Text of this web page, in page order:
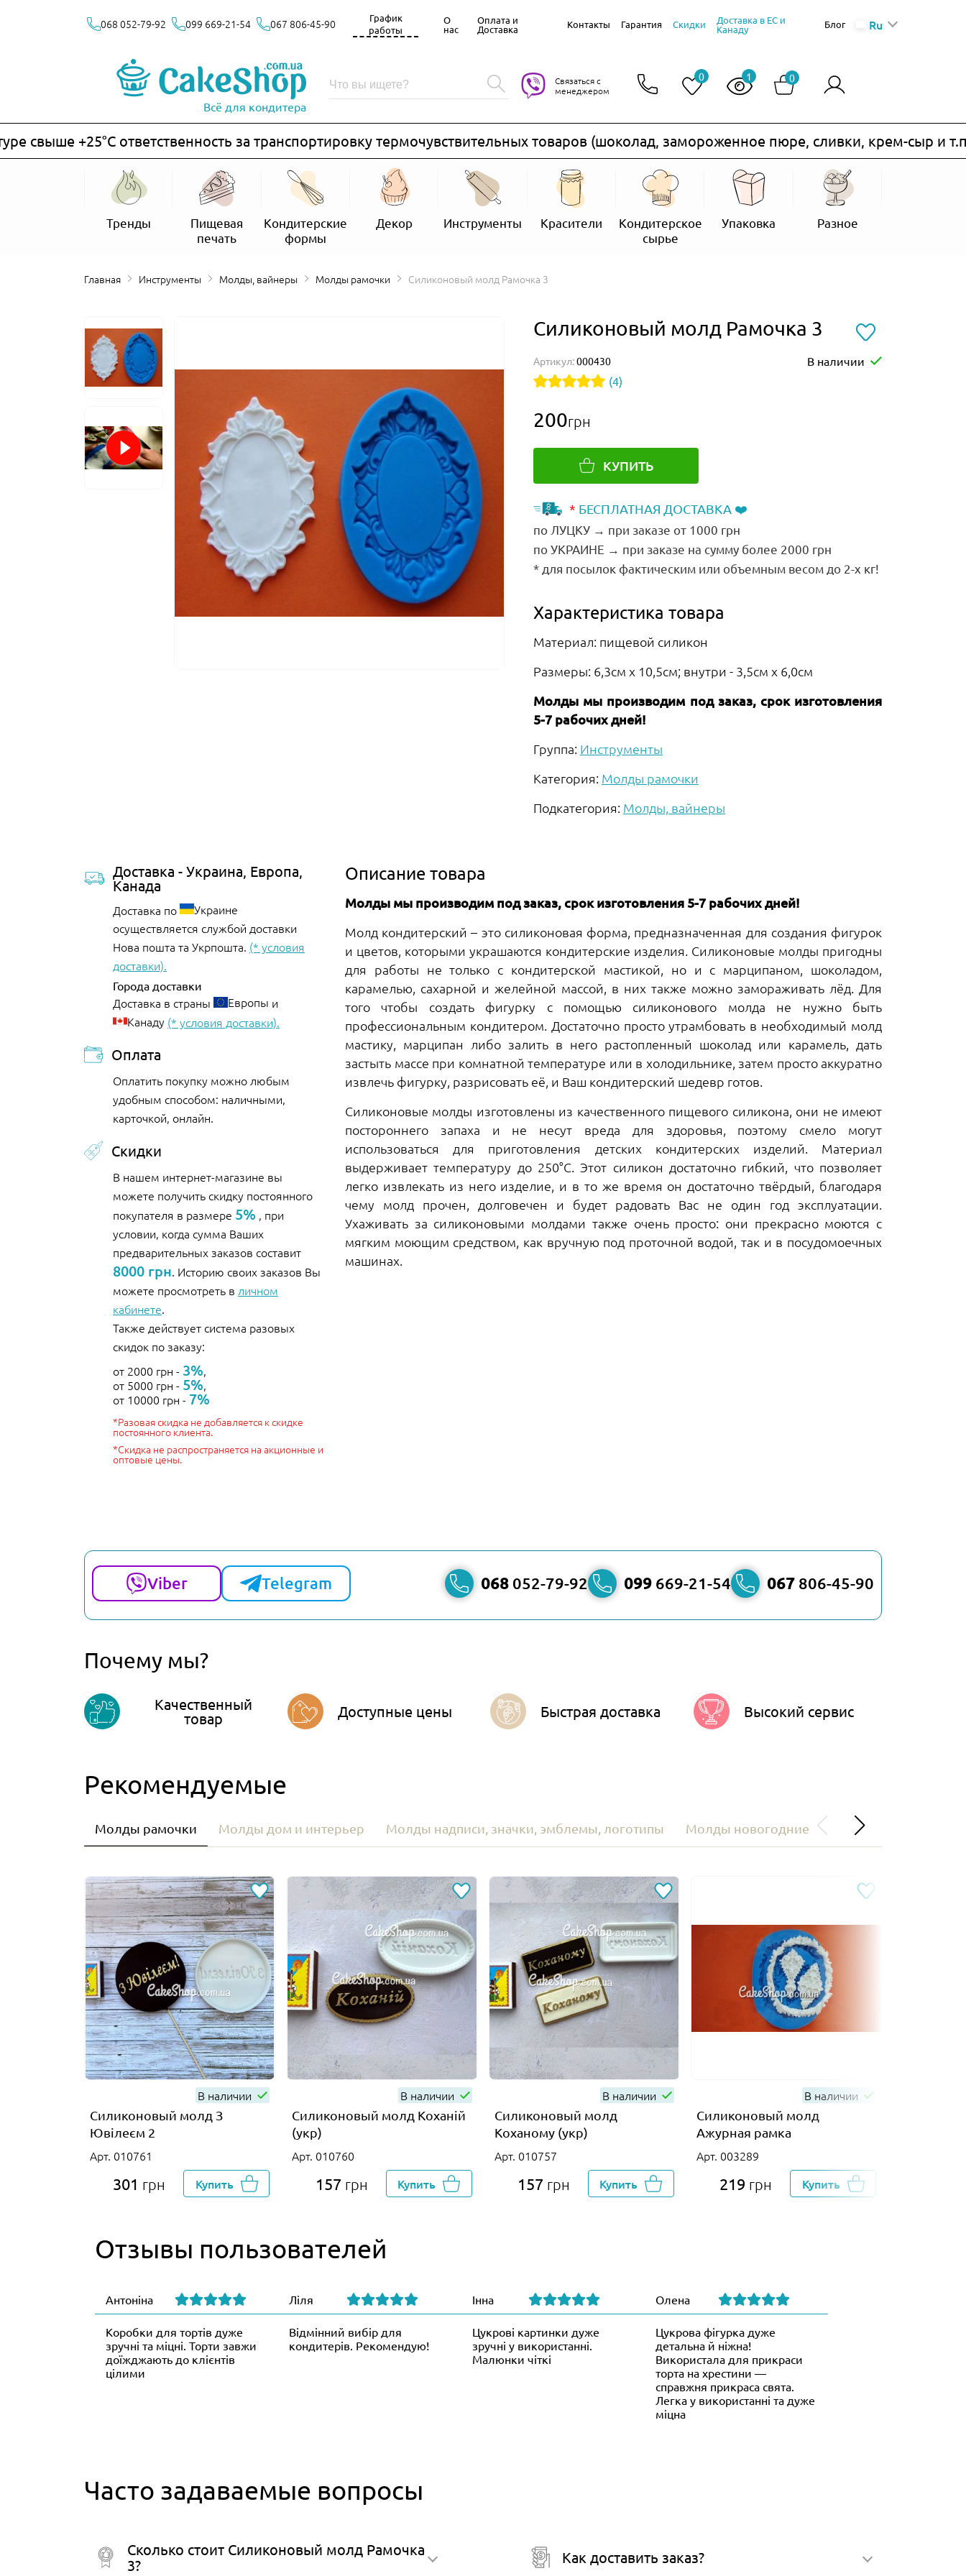
Всё для кондитера
0
0 1
Связаться с
менеджером
068 052-79-92 099 669-21-54 067 806-45-90
График
работы
О
нас
Оплата и
Доставка Контакты Гарантия Скидки Доставка в ЕС и
Канаду Блог Ru
+25°C ответственность за транспортировку термочувствительных товаров (шоколад, замороженное пюре, сливки, крем-сыр и т.п.)
Тренды
Пищевая
печать
Кондитерские
формы
Декор Инструменты Красители
Кондитерское
сырье
Упаковка Разное
Главная Инструменты Молды, вайнеры Молды рамочки Силиконовый молд Рамочка 3
Силиконовый молд Рамочка 3
Артикул:000430
В наличии
(4)
200грн
КУПИТЬ
* БЕСПЛАТНАЯ ДОСТАВКА ❤️
по ЛУЦКУ → при заказе от 1000 грн
по УКРАИНЕ → при заказе на сумму более 2000 грн
* для посылок фактическим или объемным весом до 2-х кг!
Характеристика товара
Материал: пищевой силикон
Размеры: 6,3см х 10,5см; внутри - 3,5см х 6,0см
Молды мы производим под заказ, срок изготовления
5-7 рабочих дней!
Группа: Инструменты
Категория: Молды рамочки
Подкатегория: Молды, вайнеры
Доставка - Украина, Европа,
Канада
Доставка по
Украине
осуществляется службой доставки
Нова пошта та Укрпошта. (* условия
доставки).
Города доставки
Доставка в страны Европы и
Канаду (* условия доставки).
Оплата
Оплатить покупку можно любым
удобным способом: наличными,
карточкой, онлайн.
Скидки
В нашем интернет-магазине вы
можете получить скидку постоянного
покупателя в размере 5% , при
условии, когда сумма Ваших
предварительных заказов составит
8000 грн. Историю своих заказов Вы
можете просмотреть в личном
кабинете.
Также действует система разовых
скидок по заказу:
от 2000 грн - 3%,
от 5000 грн - 5%,
от 10000 грн - 7%
*Разовая скидка не добавляется к скидке
постоянного клиента.
*Скидка не распространяется на акционные и
оптовые цены.
Описание товара
Молды мы производим под заказ, срок изготовления 5-7 рабочих дней!
Молд кондитерский – это силиконовая форма, предназначенная для создания фигурок
и цветов, которыми украшаются кондитерские изделия. Силиконовые молды пригодны
для работы не только с кондитерской мастикой, но и с марципаном, шоколадом,
карамелью, сахарной и желейной массой, в них также можно замораживать лёд. Для
того чтобы создать фигурку с помощью силиконового молда не нужно быть
профессиональным кондитером. Достаточно просто утрамбовать в необходимый молд
мастику, марципан либо залить в него растопленный шоколад или карамель, дать
застыть массе при комнатной температуре или в холодильнике, затем просто аккуратно
извлечь фигурку, разрисовать её, и Ваш кондитерский шедевр готов.
Силиконовые молды изготовлены из качественного пищевого силикона, они не имеют
постороннего запаха и не несут вреда для здоровья, поэтому смело могут
использоваться для приготовления детских кондитерских изделий. Материал
выдерживает температуру до 250°С. Этот силикон достаточно гибкий, что позволяет
легко извлекать из него изделие, и в то же время он достаточно твёрдый, благодаря
чему молд прочен, долговечен и будет радовать Вас не один год эксплуатации.
Ухаживать за силиконовыми молдами также очень просто: они прекрасно моются с
мягким моющим средством, как вручную под проточной водой, так и в посудомоечных
машинах.
068 052-79-92 099 669-21-54 067 806-45-90
Viber Telegram
Почему мы?
Качественный
товар
Доступные цены Быстрая доставка Высокий сервис
Рекомендуемые
Молды рамочки Молды дом и интерьер Молды надписи, значки, эмблемы, логотипы Молды новогодние ПОДАРОЧНЫЕ
В наличии
Силиконовый молд З
Ювілеєм 2
Арт. 010761
301 грн Купить
В наличии
Силиконовый молд Коханій
(укр)
Арт. 010760
157 грн Купить
В наличии
Силиконовый молд
Коханому (укр)
Арт. 010757
157 грн Купить
В наличии
Силиконовый молд
Ажурная рамка
Арт. 003289
219 грн Купить
Отзывы пользователей
Антоніна
Коробки для тортів дуже
зручні та міцні. Торти завжи
доїжджають до клієнтів
цілими
Ліля
Відмінний вибір для
кондитерів. Рекомендую!
Інна
Цукрові картинки дуже
зручні у використанні.
Малюнки чіткі
Олена
Цукрова фігурка дуже
детальна й ніжна!
Використала для прикраси
торта на хрестини —
справжня прикраса свята.
Легка у використанні та дуже
міцна
Часто задаваемые вопросы
Сколько стоит Силиконовый молд Рамочка
3?
Как доставить заказ?